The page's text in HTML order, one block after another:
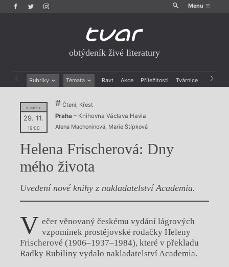
Menu
obtýdeník živé literatury
Rubriky Témata Ravt Akce Příležitosti Tvárnice Archiv
Drobná publicistika
Esejistika
Recenze a reflexe
Rozhovory
Právě vychází
Mauzoleum
Divadlo
Dokument
Výroční ceny
= 2017 =
29. 11.
19:00
Čtení, Křest
Praha – Knihovna Václava Havla
Alena Machoninová, Marie Štípková
Helena Frischerová: Dny
mého života
Uvedení nové knihy z nakladatelství Academia.
V ečer věnovaný českému vydání lágrových
vzpomínek prostějovské rodačky Heleny
Frischerové (1906–1937–1984), které v překladu
Radky Rubiliny vydalo nakladatelství Academia.